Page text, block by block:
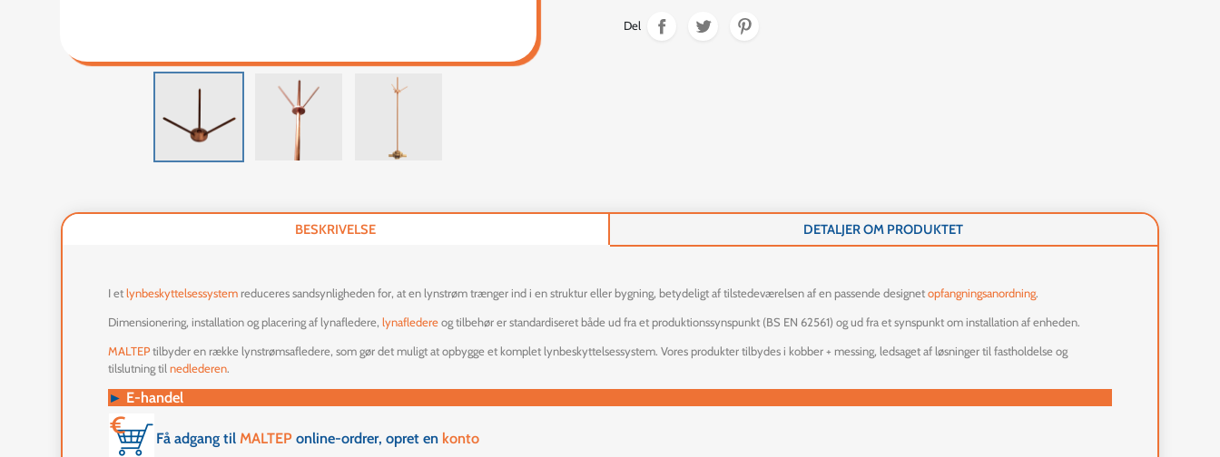
Del
BESKRIVELSE DETALJER OM PRODUKTET
I etlynbeskyttelsessystemreduceres sandsynligheden for, at en lynstrøm trænger ind i en struktur eller bygning, betydeligt af tilstedeværelsen af en passende designetopfangningsanordning.
Dimensionering, installation og placering af lynafledere,lynafledereog tilbehør er standardiseret både ud fra et produktionssynspunkt (BS EN 62561) og ud fra et synspunkt om installation af enheden.
MALTEPtilbyder en række lynstrømsafledere, som gør det muligt at opbygge et komplet lynbeskyttelsessystem. Vores produkter tilbydes i kobber + messing, ledsaget af løsninger til fastholdelse og
tilslutning tilnedlederen.
► E-handel
Få adgang til MALTEP online-ordrer, opret en konto